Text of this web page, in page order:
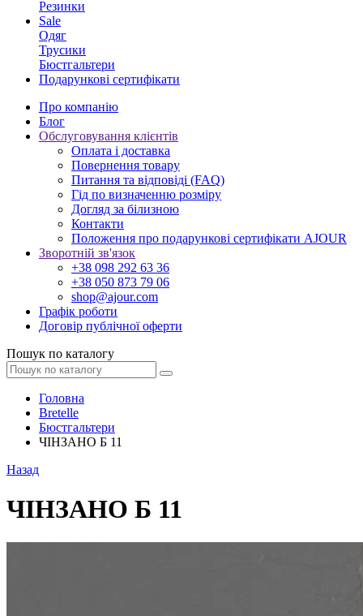
Резинки
Sale
Одяг
Трусики
Бюстгальтери
Подарункові сертифікати
Про компанію
Блог
Обслуговування клієнтів
Оплата і доставка
Повернення товару
Питання та відповіді (FAQ)
Гід по визначенню розміру
Догляд за білизною
Контакти
Положення про подарункові сертифікати AJOUR
Зворотній зв'язок
+38 098 292 63 36
+38 050 873 79 06
shop@ajour.com
Графік роботи
Договір публічної оферти
Пошук по каталогу
Головна
Bretelle
Бюстгальтери
ЧІНЗАНО Б 11
Назад
ЧІНЗАНО Б 11